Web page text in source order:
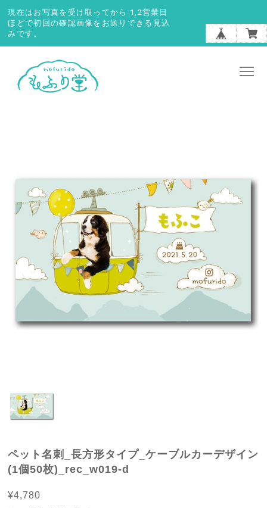
現在はお写真を受け取ってから 1,2営業日
ほどで初回の確認画像をお送りできる見込
みです。
ペット名刺_長方形タイプ_ケーブルカーデザイン
(1個50枚)_rec_w019-d
¥4,780